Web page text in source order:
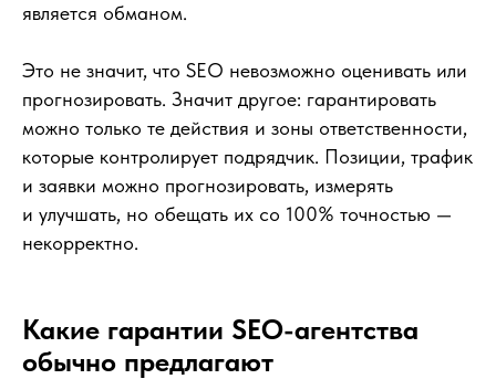
является обманом.
Это не значит, что SEO невозможно оценивать или
прогнозировать. Значит другое: гарантировать
можно только те действия и зоны ответственности,
которые контролирует подрядчик. Позиции, трафик
и заявки можно прогнозировать, измерять
и улучшать, но обещать их со 100% точностью —
некорректно.
Какие гарантии SEO-агентства
обычно предлагают